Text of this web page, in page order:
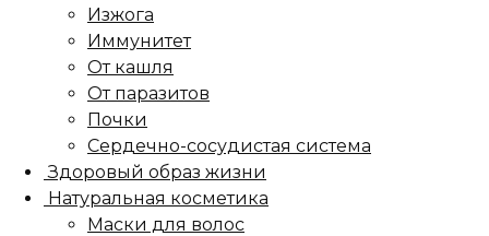
Изжога
Иммунитет
От кашля
От паразитов
Почки
Сердечно-сосудистая система
Здоровый образ жизни
Натуральная косметика
Маски для волос